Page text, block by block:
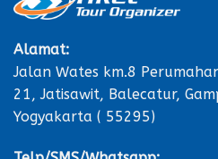
Alamat:
Jalan Wates km.8
21, Jatisawit, Balecatur,
Yogyakarta ( 55295)